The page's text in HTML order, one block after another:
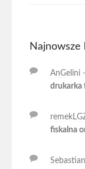
Najnowsze
AnGelini -
drukarka
fiskalna
Sebastian